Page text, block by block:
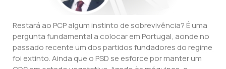
Restará ao PCP algum instinto de sobrevivência? É uma
pergunta fundamental a colocar em Portugal, aonde no
passado recente um dos partidos fundadores do regime
foi extinto. Ainda que o PSD se esforce por manter um